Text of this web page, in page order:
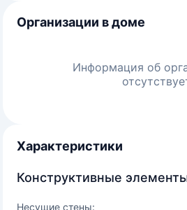
Организации в доме
Информация об
Характеристики
Конструктивные
Несущие стены: